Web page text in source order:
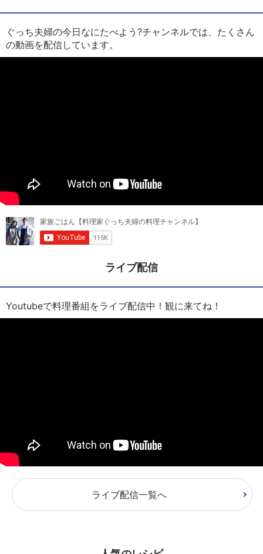
ぐっち夫婦の今日なにたべよう?チャンネルでは、たくさん
の動画を配信しています。
ライブ配信
Youtubeで料理番組をライブ配信中！観に来てね！
ライブ配信一覧へ